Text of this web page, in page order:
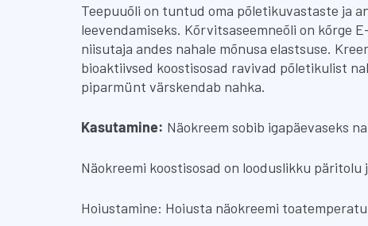
Teepuuõli on tuntud oma põletikuvastaste ja
leevendamiseks. Kõrvitsaseemneõli on kõrge
niisutaja andes nahale mõnusa elastsuse.
bioaktiivsed koostisosad ravivad põletikulist
piparmünt värskendab nahka.
Kasutamine: Näokreem sobib igapäevaseks
Näokreemi koostisosad on looduslikku
Hoiustamine: Hoiusta näokreemi